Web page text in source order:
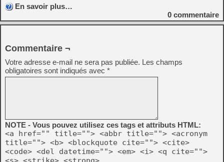
En savoir plus…
0 commentaire
Commentaire ¬
Votre adresse e-mail ne sera pas publiée. Les champs
obligatoires sont indiqués avec *
NOTE - Vous pouvez utilisez ces tags et attributs HTML:
<a href="" title=""> <abbr title=""> <acronym
title=""> <b> <blockquote cite=""> <cite>
<code> <del datetime=""> <em> <i> <q cite="">